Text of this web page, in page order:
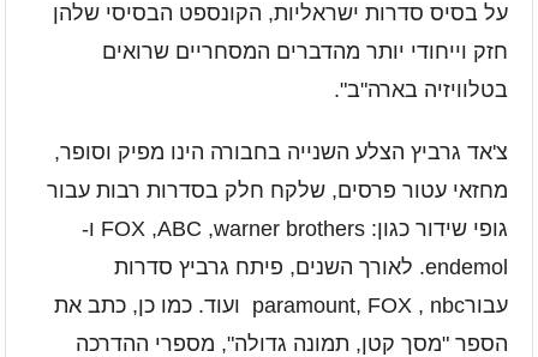
על בסיס סדרות ישראליות, הקונספט הבסיסי שלהן
חזק וייחודי יותר מהדברים המסחריים שרואים
בטלוויזיה בארה"ב".
צ'אד גרביץ הצלע השנייה בחבורה הינו מפיק וסופר,
מחזאי עטור פרסים, שלקח חלק בסדרות רבות עבור
גופי שידור כגון: FOX ,ABC ,warner brothers ו-
endemol. לאורך השנים, פיתח גרביץ סדרות
עבורparamount, FOX , nbc ועוד. כמו כן, כתב את
הספר "מסך קטן, תמונה גדולה", מספרי ההדרכה